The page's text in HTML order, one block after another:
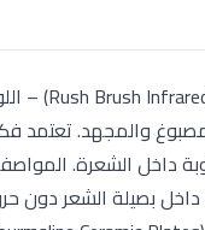
والمجهد.
بصيلة الشعر دون